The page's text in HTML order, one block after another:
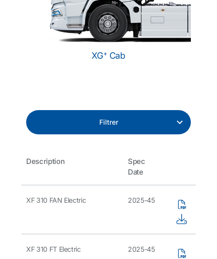
XG+ Cab
Filtrer
Description
Spec
Date
XF 310 FAN Electric 2025-45
XF 310 FT Electric 2025-45